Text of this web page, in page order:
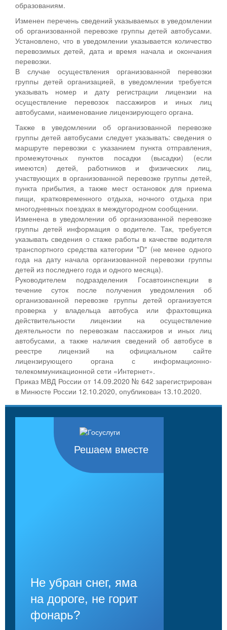
образованиям.
Изменен перечень сведений указываемых в уведомлении
об организованной перевозке группы детей автобусами.
Установлено, что в уведомлении указывается количество
перевозимых детей, дата и время начала и окончания
перевозки.
В случае осуществления организованной перевозки
группы детей организацией, в уведомлении требуется
указывать номер и дату регистрации лицензии на
осуществление перевозок пассажиров и иных лиц
автобусами, наименование лицензирующего органа.
Также в уведомлении об организованной перевозке
группы детей автобусами следует указывать: сведения о
маршруте перевозки с указанием пункта отправления,
промежуточных пунктов посадки (высадки) (если
имеются) детей, работников и физических лиц,
участвующих в организованной перевозке группы детей,
пункта прибытия, а также мест остановок для приема
пищи, кратковременного отдыха, ночного отдыха при
многодневных поездках в междугородном сообщении.
Изменена в уведомлении об организованной перевозке
группы детей информация о водителе. Так, требуется
указывать сведения о стаже работы в качестве водителя
транспортного средства категории "D" (не менее одного
года на дату начала организованной перевозки группы
детей из последнего года и одного месяца).
Руководителем подразделения Госавтоинспекции в
течение суток после получения уведомления об
организованной перевозке группы детей организуется
проверка у владельца автобуса или фрахтовщика
действительности лицензии на осуществление
деятельности по перевозкам пассажиров и иных лиц
автобусами, а также наличия сведений об автобусе в
реестре лицензий на официальном сайте
лицензирующего органа с информационно-
телекоммуникационной сети «Интернет».
Приказ МВД России от 14.09.2020 № 642 зарегистрирован
в Минюсте России 12.10.2020, опубликован 13.10.2020.
Решаем вместе
Не убран снег, яма
на дороге, не горит
фонарь?